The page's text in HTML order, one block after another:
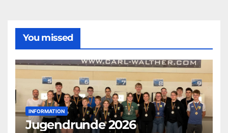
You missed
INFORMATION
Jugendrunde 2026